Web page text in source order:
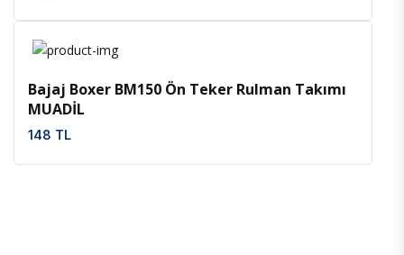
Bajaj Boxer BM150 Ön Teker Rulman Takımı
MUADİL
148 TL